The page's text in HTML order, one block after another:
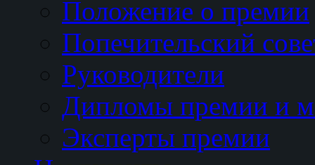
Положение о премии
Попечительский
Руководители
Дипломы премии и
Эксперты премии